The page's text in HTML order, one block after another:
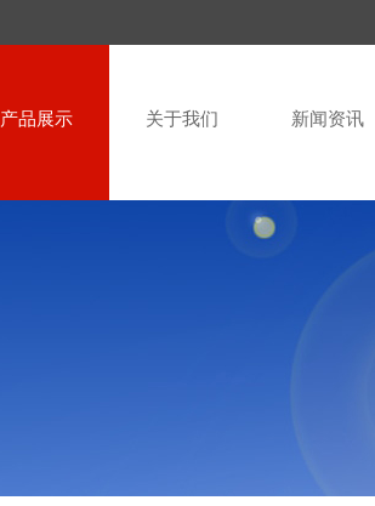
产品展示 关于我们 新闻资讯